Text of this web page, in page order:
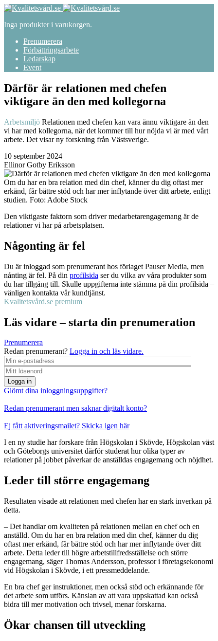
Inga produkter i varukorgen.
Prenumerera
Förbättringsarbete
Ledarskap
Event
Därför är relationen med chefen
viktigare än den med kollegorna
Arbetsmiljö Relationen med chefen kan vara ännu viktigare än den
vi har med kollegorna, när det kommer till hur nöjda vi är med vårt
arbete. Det visar ny forskning från Västsverige.
10 september 2024
Ellinor Gotby Eriksson
Om du har en bra relation med din chef, känner du dig oftast mer
erkänd, får bättre stöd och har mer inflytande över ditt arbete, enligt
studien. Foto: Adobe Stock
Den viktigaste faktorn som driver medarbetarengagemang är de
relationer vi har på arbetsplatsen.
Någonting är fel
Du är inloggad som prenumerant hos förlaget Pauser Media, men
nånting är fel. På din profilsida ser du vilka av våra produkter som
du har tillgång till. Skulle uppgifterna inte stämma på din profilsida –
vänligen kontakta vår kundtjänst.
Kvalitetsvård.se premium
Läs vidare – starta din prenumeration
Prenumerera
Redan prenumerant? Logga in och läs vidare.
Logga in
Glömt dina inloggningsuppgifter?
Redan prenumerant men saknar digitalt konto?
Ej fått aktiveringsmailet? Skicka igen här
I en ny studie har forskare från Högskolan i Skövde, Högskolan väst
och Göteborgs universitet därför studerat hur olika typer av
relationer på jobbet påverkar de anställdas engagemang och nöjdhet.
Leder till större engagemang
Resultaten visade att relationen med chefen har en stark inverkan på
detta.
– Det handlar om kvaliteten på relationen mellan en chef och en
anställd. Om du har en bra relation med din chef, känner du dig
oftast mer erkänd, får bättre stöd och har mer inflytande över ditt
arbete. Detta leder till högre arbetstillfredsställelse och större
engagemang, säger Thomas Andersson, professor i företagsekonomi
vid Högskolan i Skövde, i ett pressmeddelande.
En bra chef ger instruktioner, men också stöd och erkännande för
det arbete som utförs. Känslan av att vara uppskattad kan också
bidra till mer motivation och trivsel, menar forskarna.
Ökar chansen till utveckling